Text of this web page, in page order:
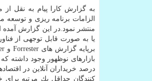
به گزارش كارا پیام به نقل از
الزامات برنامه ریزی و توسعه
منتشر نمود.در این گزارش آمده است: